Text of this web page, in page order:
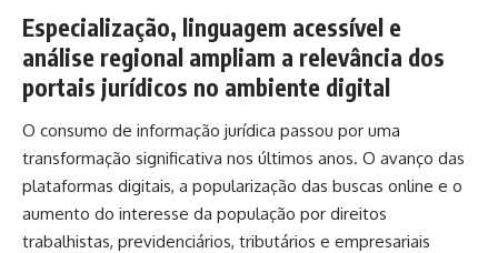
Especialização, linguagem acessível e
análise regional ampliam a relevância dos
portais jurídicos no ambiente digital
O consumo de informação jurídica passou por uma
transformação significativa nos últimos anos. O avanço das
plataformas digitais, a popularização das buscas online e o
aumento do interesse da população por direitos
trabalhistas, previdenciários, tributários e empresariais